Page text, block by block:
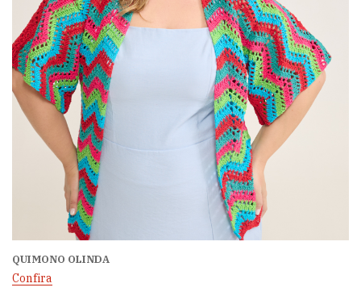
QUIMONO OLINDA
Confira